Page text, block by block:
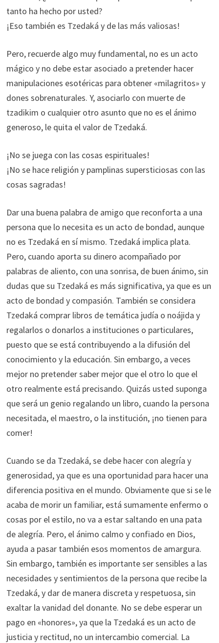
tanto ha hecho por usted?
¡Eso también es Tzedaká y de las más valiosas!
Pero, recuerde algo muy fundamental, no es un acto
mágico y no debe estar asociado a pretender hacer
manipulaciones esotéricas para obtener «milagritos» y
dones sobrenaturales. Y, asociarlo con muerte de
tzadikim o cualquier otro asunto que no es el ánimo
generoso, le quita el valor de Tzedaká.
¡No se juega con las cosas espirituales!
¡No se hace religión y pamplinas supersticiosas con las
cosas sagradas!
Dar una buena palabra de amigo que reconforta a una
persona que lo necesita es un acto de bondad, aunque
no es Tzedaká en sí mismo. Tzedaká implica plata.
Pero, cuando aporta su dinero acompañado por
palabras de aliento, con una sonrisa, de buen ánimo, sin
dudas que su Tzedaká es más significativa, ya que es un
acto de bondad y compasión. También se considera
Tzedaká comprar libros de temática judía o noájida y
regalarlos o donarlos a instituciones o particulares,
puesto que se está contribuyendo a la difusión del
conocimiento y la educación. Sin embargo, a veces
mejor no pretender saber mejor que el otro lo que el
otro realmente está precisando. Quizás usted suponga
que será un genio regalando un libro, cuando la persona
necesitada, el maestro, o la institución, ¡no tienen para
comer!
Cuando se da Tzedaká, se debe hacer con alegría y
generosidad, ya que es una oportunidad para hacer una
diferencia positiva en el mundo. Obviamente que si se le
acaba de morir un familiar, está sumamente enfermo o
cosas por el estilo, no va a estar saltando en una pata
de alegría. Pero, el ánimo calmo y confiado en Dios,
ayuda a pasar también esos momentos de amargura.
Sin embargo, también es importante ser sensibles a las
necesidades y sentimientos de la persona que recibe la
Tzedaká, y dar de manera discreta y respetuosa, sin
exaltar la vanidad del donante. No se debe esperar un
pago en «honores», ya que la Tzedaká es un acto de
justicia y rectitud, no un intercambio comercial. La